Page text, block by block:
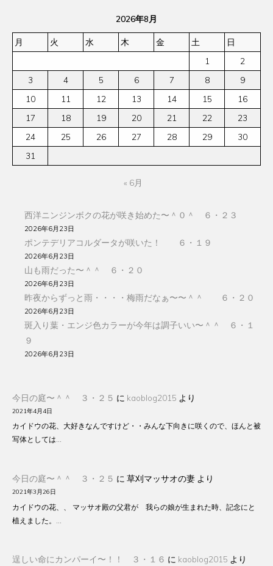
2026年8月
月 火 水 木 金 土
日
1
2
3
4 5 6 7 8
9
10
11 12 13 14 15
16
17
18 19 20 21 22
23
24
25 26 27 28 29
30
31
« 6月
西洋ニンジンボクの花が咲き始めた〜＾０＾ ６・２３
2026年6月23日
ポンテデリアコルダータが咲いた！ ６・１９
2026年6月23日
山も雨だった〜＾＾ ６・２０
2026年6月23日
昨夜からずっと雨・・・・梅雨だなぁ〜〜＾＾ ６・２０
2026年6月23日
斑入り葉・エンジ色カラーが今年は調子いい〜＾＾ ６・１
９
2026年6月23日
今日の庭〜＾＾ ３・２５ に kaoblog2015 より
2021年4月4日
カイドウの花、大好きなんですけど・・みんな下向きに咲くので、ほんと被
写体としては…
今日の庭〜＾＾ ３・２５ に 草刈マッサオの妻 より
2021年3月26日
カイドウの花、、 マッサオ殿の父君が 我らの娘が生まれた時、記念にと
植えました。…
逞しい命にカンパーイ〜！！ ３・１６ に kaoblog2015 より